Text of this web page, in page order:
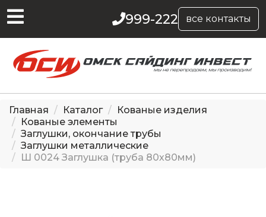
999-222 все контакты
Главная Каталог
Кованые изделия
Кованые элементы
Заглушки, окончание трубы
Заглушки металлические
Ш 0024 Заглушка (труба 80х80мм)